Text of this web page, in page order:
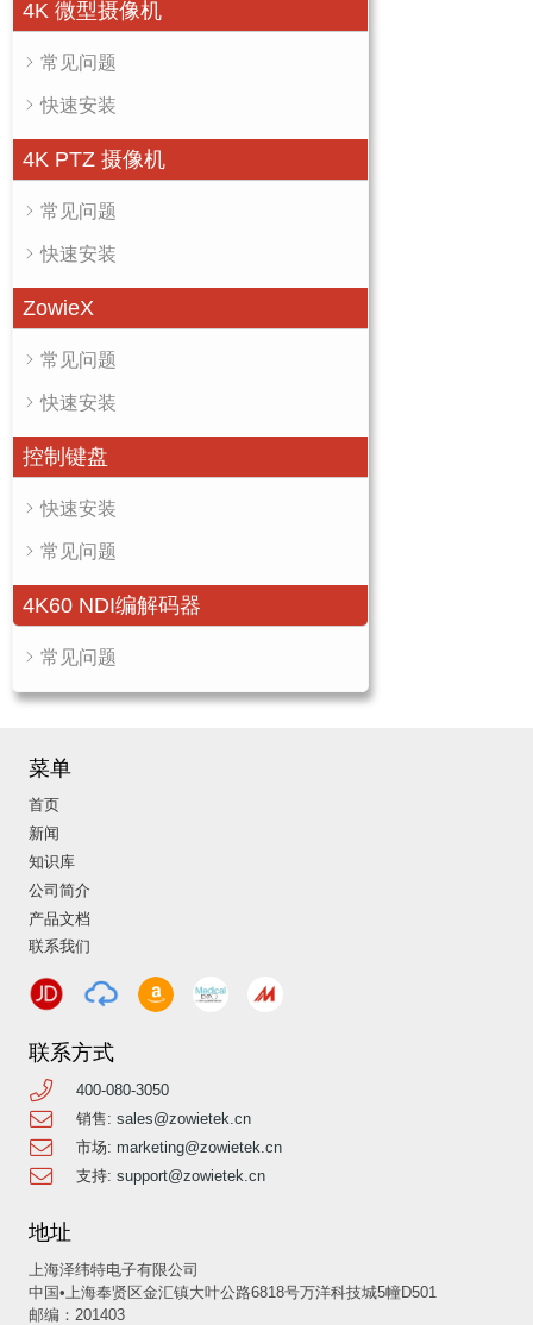
4K 微型摄像机
常见问题
快速安装
4K PTZ 摄像机
常见问题
快速安装
ZowieX
常见问题
快速安装
控制键盘
快速安装
常见问题
4K60 NDI编解码器
常见问题
菜单
首页
新闻
知识库
公司简介
产品文档
联系我们
联系方式
400-080-3050
销售: sales@zowietek.cn
市场: marketing@zowietek.cn
支持: support@zowietek.cn
地址
上海泽纬特电子有限公司
中国•上海奉贤区金汇镇大叶公路6818号万洋科技城5幢D501
邮编：201403